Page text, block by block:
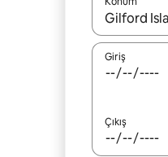
Sonuçlar
Giriş
Çıkış